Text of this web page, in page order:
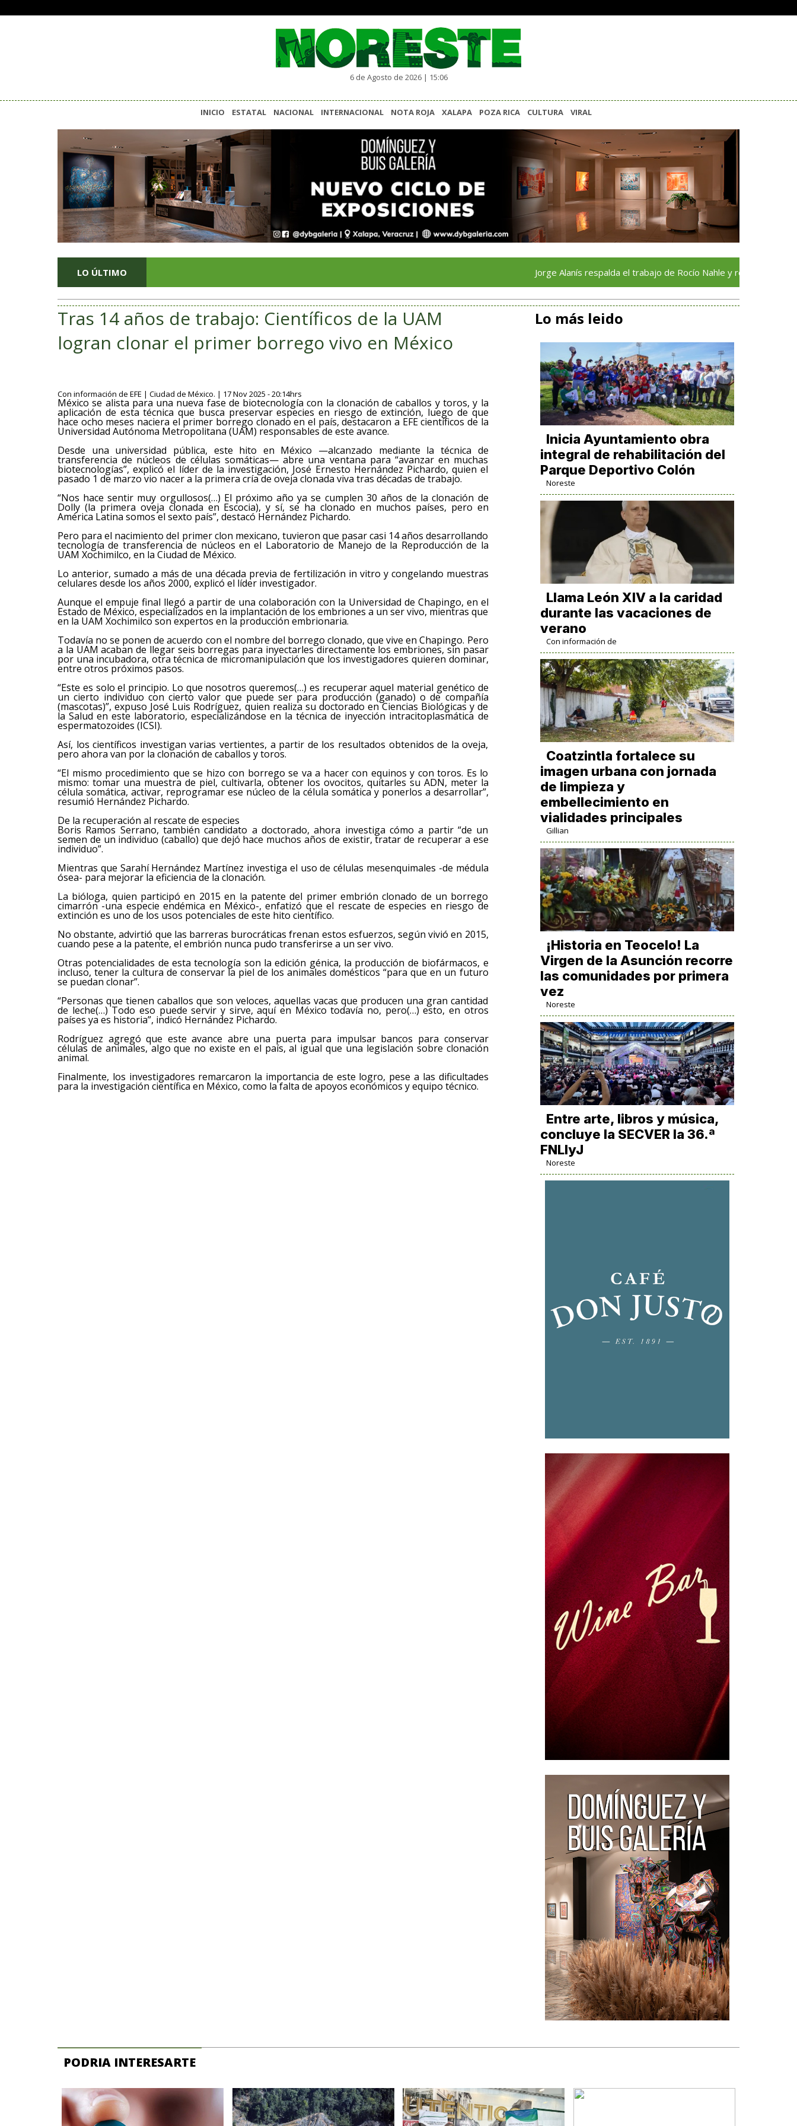
6 de Agosto de 2026 | 15:06
INICIO ESTATAL NACIONAL INTERNACIONAL NOTA ROJA XALAPA POZA RICA CULTURA VIRAL
LO ÚLTIMO Jorge Alanís respalda el trabajo de Rocío Nahle y reconoce su
Tras 14 años de trabajo: Científicos de la UAM
logran clonar el primer borrego vivo en México
Con información de EFE | Ciudad de México. | 17 Nov 2025 - 20:14hrs
México se alista para una nueva fase de biotecnología con la clonación de caballos y toros, y la
aplicación de esta técnica que busca preservar especies en riesgo de extinción, luego de que
hace ocho meses naciera el primer borrego clonado en el país, destacaron a EFE científicos de la
Universidad Autónoma Metropolitana (UAM) responsables de este avance.
Desde una universidad pública, este hito en México —alcanzado mediante la técnica de
transferencia de núcleos de células somáticas— abre una ventana para “avanzar en muchas
biotecnologías”, explicó el líder de la investigación, José Ernesto Hernández Pichardo, quien el
pasado 1 de marzo vio nacer a la primera cría de oveja clonada viva tras décadas de trabajo.
“Nos hace sentir muy orgullosos(…) El próximo año ya se cumplen 30 años de la clonación de
Dolly (la primera oveja clonada en Escocia), y sí, se ha clonado en muchos países, pero en
América Latina somos el sexto país”, destacó Hernández Pichardo.
Pero para el nacimiento del primer clon mexicano, tuvieron que pasar casi 14 años desarrollando
tecnología de transferencia de núcleos en el Laboratorio de Manejo de la Reproducción de la
UAM Xochimilco, en la Ciudad de México.
Lo anterior, sumado a más de una década previa de fertilización in vitro y congelando muestras
celulares desde los años 2000, explicó el líder investigador.
Aunque el empuje final llegó a partir de una colaboración con la Universidad de Chapingo, en el
Estado de México, especializados en la implantación de los embriones a un ser vivo, mientras que
en la UAM Xochimilco son expertos en la producción embrionaria.
Todavía no se ponen de acuerdo con el nombre del borrego clonado, que vive en Chapingo. Pero
a la UAM acaban de llegar seis borregas para inyectarles directamente los embriones, sin pasar
por una incubadora, otra técnica de micromanipulación que los investigadores quieren dominar,
entre otros próximos pasos.
“Este es solo el principio. Lo que nosotros queremos(…) es recuperar aquel material genético de
un cierto individuo con cierto valor que puede ser para producción (ganado) o de compañía
(mascotas)”, expuso José Luis Rodríguez, quien realiza su doctorado en Ciencias Biológicas y de
la Salud en este laboratorio, especializándose en la técnica de inyección intracitoplasmática de
espermatozoides (ICSI).
Así, los científicos investigan varias vertientes, a partir de los resultados obtenidos de la oveja,
pero ahora van por la clonación de caballos y toros.
“El mismo procedimiento que se hizo con borrego se va a hacer con equinos y con toros. Es lo
mismo: tomar una muestra de piel, cultivarla, obtener los ovocitos, quitarles su ADN, meter la
célula somática, activar, reprogramar ese núcleo de la célula somática y ponerlos a desarrollar”,
resumió Hernández Pichardo.
De la recuperación al rescate de especies
Boris Ramos Serrano, también candidato a doctorado, ahora investiga cómo a partir “de un
semen de un individuo (caballo) que dejó hace muchos años de existir, tratar de recuperar a ese
individuo”.
Mientras que Sarahí Hernández Martínez investiga el uso de células mesenquimales -de médula
ósea- para mejorar la eficiencia de la clonación.
La bióloga, quien participó en 2015 en la patente del primer embrión clonado de un borrego
cimarrón -una especie endémica en México-, enfatizó que el rescate de especies en riesgo de
extinción es uno de los usos potenciales de este hito científico.
No obstante, advirtió que las barreras burocráticas frenan estos esfuerzos, según vivió en 2015,
cuando pese a la patente, el embrión nunca pudo transferirse a un ser vivo.
Otras potencialidades de esta tecnología son la edición génica, la producción de biofármacos, e
incluso, tener la cultura de conservar la piel de los animales domésticos “para que en un futuro
se puedan clonar”.
“Personas que tienen caballos que son veloces, aquellas vacas que producen una gran cantidad
de leche(…) Todo eso puede servir y sirve, aquí en México todavía no, pero(…) esto, en otros
países ya es historia”, indicó Hernández Pichardo.
Rodríguez agregó que este avance abre una puerta para impulsar bancos para conservar
células de animales, algo que no existe en el país, al igual que una legislación sobre clonación
animal.
Finalmente, los investigadores remarcaron la importancia de este logro, pese a las dificultades
para la investigación científica en México, como la falta de apoyos económicos y equipo técnico.
Lo más leido
Inicia Ayuntamiento obra
integral de rehabilitación del
Parque Deportivo Colón
Noreste
Llama León XIV a la caridad
durante las vacaciones de
verano
Con información de
Coatzintla fortalece su
imagen urbana con jornada
de limpieza y
embellecimiento en
vialidades principales
Gillian
​¡Historia en Teocelo! La
Virgen de la Asunción recorre
las comunidades por primera
vez
Noreste
Entre arte, libros y música,
concluye la SECVER la 36.ª
FNLIyJ
Noreste
PODRIA INTERESARTE